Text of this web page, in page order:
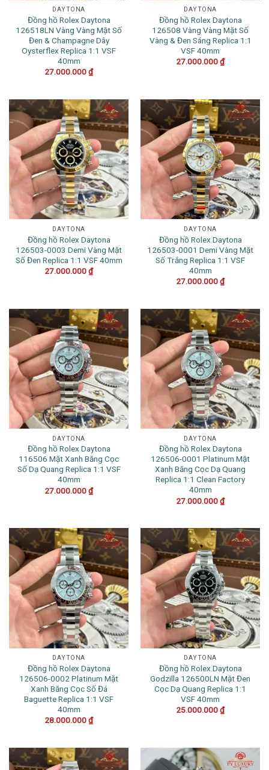
DAYTONA
Đồng hồ Rolex Daytona
126518LN Vàng Vàng Mặt Số
Đen & Champagne Dây
Oysterflex Replica 1:1 VSF
40mm
27.000.000₫
DAYTONA
Đồng hồ Rolex Daytona
126508 Vàng Vàng Mặt Số
Vàng & Đen Sáng Replica 1:1
VSF 40mm
27.000.000₫
DAYTONA
Đồng hồ Rolex Daytona
126503-0003 Demi Vàng Mặt
Số Đen Replica 1:1 VSF 40mm
27.000.000₫
DAYTONA
Đồng hồ Rolex Daytona
126503-0001 Demi Vàng Mặt
Số Trắng Replica 1:1 VSF
40mm
27.000.000₫
DAYTONA
Đồng hồ Rolex Daytona
116506 Mặt Xanh Băng Cọc
Số Dạ Quang Replica 1:1 VSF
40mm
27.000.000₫
DAYTONA
Đồng hồ Rolex Daytona
126506-0001 Platinum Mặt
Xanh Băng Cọc Dạ Quang
Replica 1:1 Clean Factory
40mm
27.000.000₫
DAYTONA
Đồng hồ Rolex Daytona
126506-0002 Platinum Mặt
Xanh Băng Cọc Số Đá
Baguette Replica 1:1 VSF
40mm
28.000.000₫
DAYTONA
Đồng hồ Rolex Daytona
Godzilla 126500LN Mặt Đen
Cọc Dạ Quang Replica 1:1
VSF 40mm
25.000.000₫